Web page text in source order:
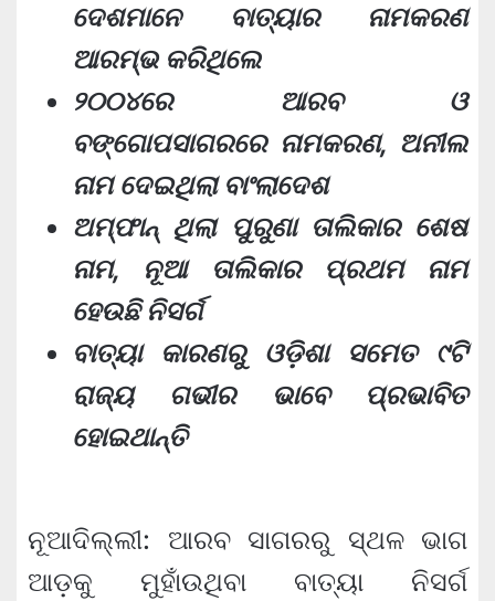
ଦେଶମାନେ ବାତ୍ୟାର ନାମକରଣ
ଆରମ୍ଭ କରିଥିଲେ
୨୦୦୪ରେ ଆରବ ଓ
ବଙ୍ଗୋପସାଗରରେ ନାମକରଣ, ଅନୀଲ
ନାମ ଦେଇଥିଲା ବାଂଲାଦେଶ
ଅମ୍ଫାନ୍ ଥିଲା ପୁରୁଣା ତାଲିକାର ଶେଷ
ନାମ, ନୂଆ ତାଲିକାର ପ୍ରଥମ ନାମ
ହେଉଛି ନିସର୍ଗ
ବାତ୍ୟା କାରଣରୁ ଓଡ଼ିଶା ସମେତ ୯ଟି
ରାଜ୍ୟ ଗଭୀର ଭାବେ ପ୍ରଭାବିତ
ହୋଇଥାନ୍ତି
ନୂଆଦିଲ୍ଲୀ: ଆରବ ସାଗରରୁ ସ୍ଥଳ ଭାଗ
ଆଡ଼କୁ ମୁହାଁଉଥିବା ବାତ୍ୟା ନିସର୍ଗ